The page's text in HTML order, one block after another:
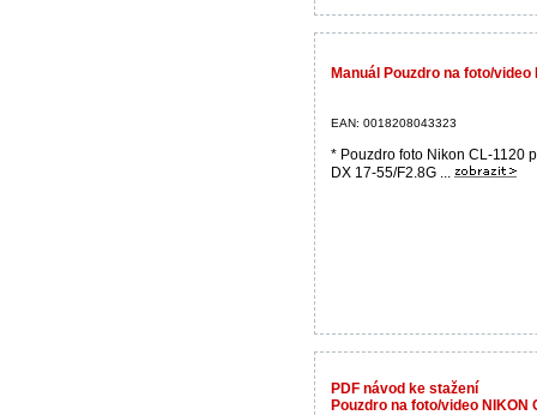
Manuál Pouzdro na foto/video
EAN: 0018208043323
* Pouzdro foto Nikon CL-1120
DX 17-55/F2.8G ...
PDF návod ke stažení
Pouzdro na foto/video NIKON